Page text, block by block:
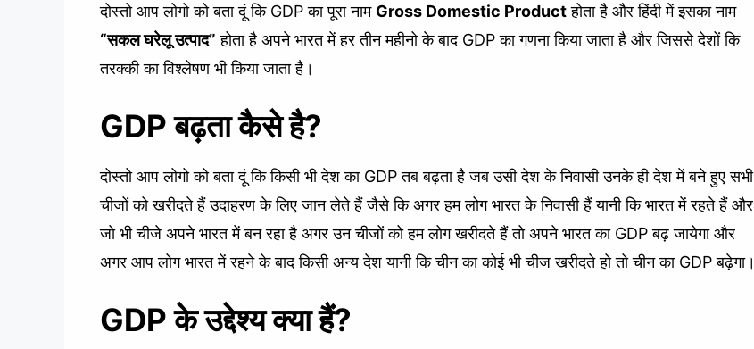
दोस्तो आप लोगो को बता दूं कि GDP का पूरा नाम Gross Domestic Productहोता है और हिंदी में इसका नाम
“सकल घरेलू उत्पाद” होता है अपने भारत में हर तीन महीनो के बाद GDP का गणना किया जाता है और जिससे देशों कि
तरक्की का विश्लेषण भी किया जाता है।
GDP बढ़ता कैसे है?
दोस्तो आप लोगो को बता दूं कि किसी भी देश का GDP तब बढ़ता है जब उसी देश के निवासी उनके ही देश में बने हुए सभी
चीजों को खरीदते हैं उदाहरण के लिए जान लेते हैं जैसे कि अगर हम लोग भारत के निवासी हैं यानी कि भारत में रहते हैं और
जो भी चीजे अपने भारत में बन रहा है अगर उन चीजों को हम लोग खरीदते हैं तो अपने भारत का GDP बढ़ जायेगा और
अगर आप लोग भारत में रहने के बाद किसी अन्य देश यानी कि चीन का कोई भी चीज खरीदते हो तो चीन का GDP बढ़ेगा।
GDP के उद्देश्य क्या हैं?